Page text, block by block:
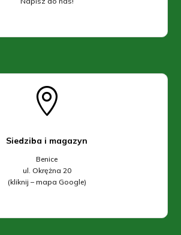

Siedziba i magazyn
Benice
ul. Okrężna 20
(kliknij – mapa Google)